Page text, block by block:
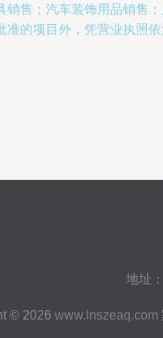
售；汽车装饰用品销售
准的项目外，凭营业执照
地址
© 2026 www.lnszeaq.com